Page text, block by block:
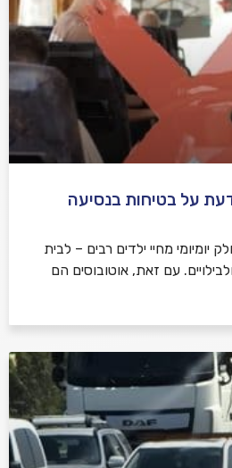
על בטיחות בנסיעה
יומיומי מחיי ילדים רבים – לבית
עם זאת, אוטובוסים הם